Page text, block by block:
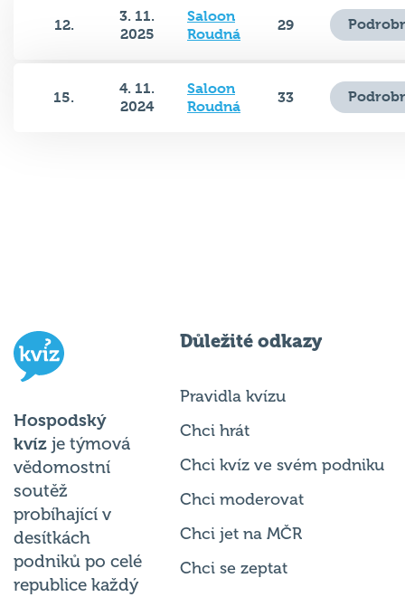
12.
3. 11.
2025
Saloon
Roudná
29
15.
4. 11.
2024
Saloon
Roudná
33
Hospodský
kvíz je týmová
vědomostní
soutěž
probíhající v
desítkách
podniků po celé
republice každý
Důležité odkazy
Pravidla kvízu
Chci hrát
Chci kvíz ve svém podniku
Chci moderovat
Chci jet na MČR
Chci se zeptat